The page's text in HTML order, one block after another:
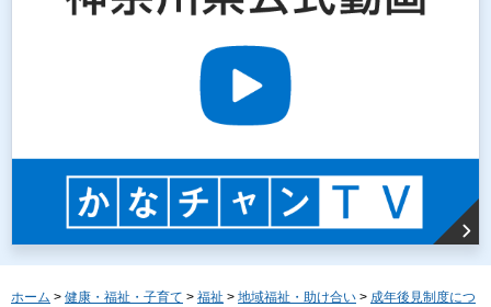
ホーム > 健康・福祉・子育て > 福祉 > 地域福祉・助け合い > 成年後見制度につ